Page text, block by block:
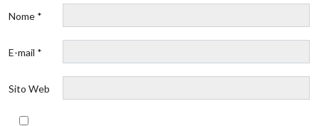
Nome *
E-mail *
Sito Web